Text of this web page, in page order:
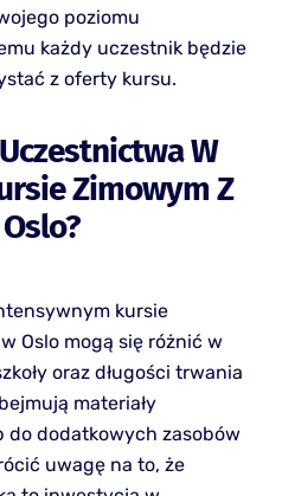
poziomu
każdy uczestnik będzie
z oferty kursu.
W
Zimowym Z
kursie
Oslo mogą się różnić w
oraz długości trwania
materiały
do dodatkowych zasobów
uwagę na to, że